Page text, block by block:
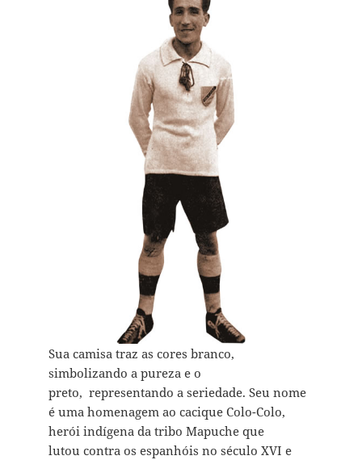
Sua camisa traz as cores branco,
simbolizando a pureza e o
preto, representando a seriedade. Seu nome
é uma homenagem ao cacique Colo-Colo,
herói indígena da tribo Mapuche que
lutou contra os espanhóis no século XVI e